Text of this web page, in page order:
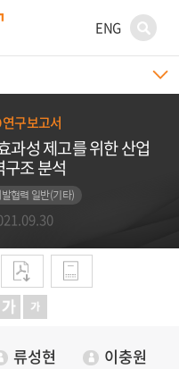
ENG
연구보고서
과성 제고를 위한 산업
구조 분석
협력 일반(기타)
류성현
이충원